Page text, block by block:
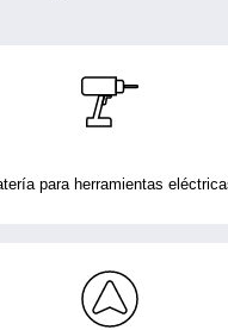
para herramientas